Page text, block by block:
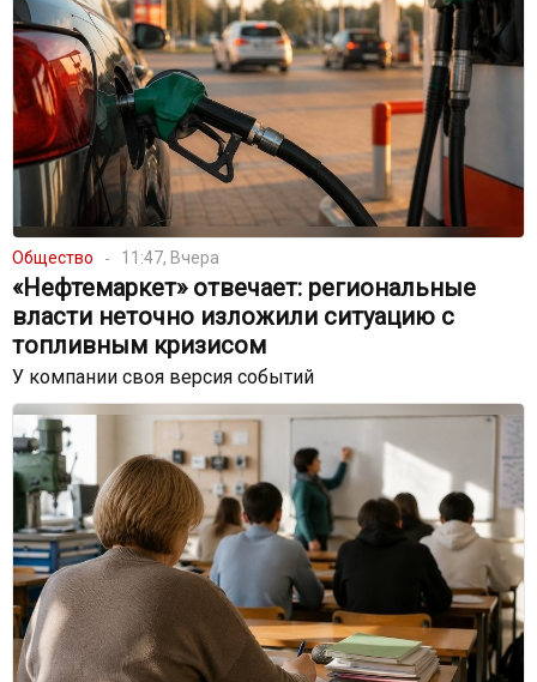
Общество 11:47, Вчера
«Нефтемаркет» отвечает: региональные
власти неточно изложили ситуацию с
топливным кризисом
У компании своя версия событий